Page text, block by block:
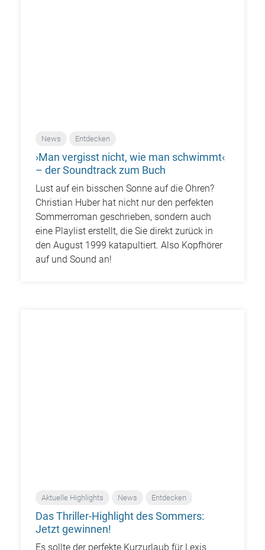
News Entdecken
›Man vergisst nicht, wie man schwimmt‹
– der Soundtrack zum Buch
Lust auf ein bisschen Sonne auf die Ohren?
Christian Huber hat nicht nur den perfekten
Sommerroman geschrieben, sondern auch
eine Playlist erstellt, die Sie direkt zurück in
den August 1999 katapultiert. Also Kopfhörer
auf und Sound an!
Aktuelle Highlights News Entdecken
Das Thriller-Highlight des Sommers:
Jetzt gewinnen!
Es sollte der perfekte Kurzurlaub für Lexis